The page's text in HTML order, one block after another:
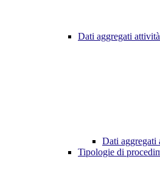
Dati aggregati
Dati aggregati
Tipologie di